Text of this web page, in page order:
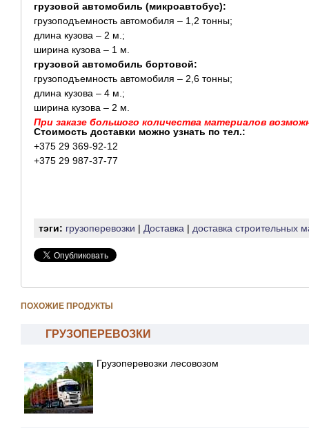
грузовой автомобиль (микроавтобус):
грузоподъемность автомобиля – 1,2 тонны;
длина кузова – 2 м.;
ширина кузова – 1 м.
грузовой автомобиль бортовой:
грузоподъемность автомобиля – 2,6 тонны;
длина кузова – 4 м.;
ширина кузова – 2 м.
При заказе большого количества материалов
Стоимость доставки можно узнать по тел.:
+375 29 369-92-12
+375 29 987-37-77
тэги: грузоперевозки | Доставка | доставка строительных
ПОХОЖИЕ ПРОДУКТЫ
ГРУЗОПЕРЕВОЗКИ
Грузоперевозки лесовозом